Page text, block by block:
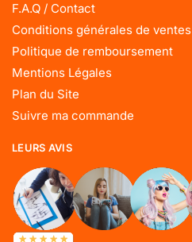
F.A.Q / Contact
Conditions générales de ventes
Politique de remboursement
Mentions Légales
Plan du Site
Suivre ma commande
LEURS AVIS